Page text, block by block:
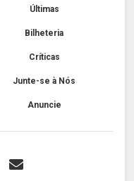
Últimas
Bilheteria
Críticas
Junte-se à Nós
Anuncie